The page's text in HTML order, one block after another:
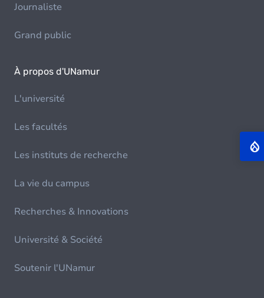
Journaliste
Grand public
À propos d'UNamur
L'université
Les facultés
Les instituts de recherche
La vie du campus
Recherches & Innovations
Université & Société
Soutenir l'UNamur